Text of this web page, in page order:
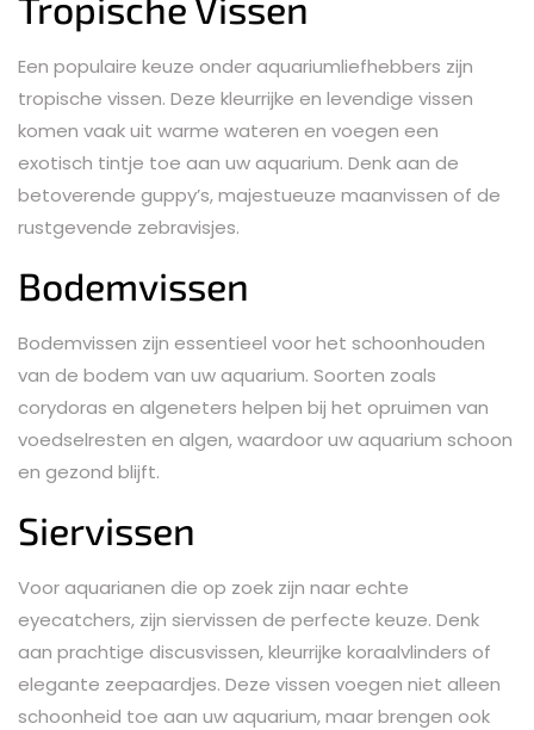
Een populaire keuze onder aquariumliefhebbers zijn
tropische vissen. Deze kleurrijke en levendige vissen
komen vaak uit warme wateren en voegen een
exotisch tintje toe aan uw aquarium. Denk aan de
betoverende guppy’s, majestueuze maanvissen of de
rustgevende zebravisjes.
Bodemvissen
Bodemvissen zijn essentieel voor het schoonhouden
van de bodem van uw aquarium. Soorten zoals
corydoras en algeneters helpen bij het opruimen van
voedselresten en algen, waardoor uw aquarium schoon
en gezond blijft.
Siervissen
Voor aquarianen die op zoek zijn naar echte
eyecatchers, zijn siervissen de perfecte keuze. Denk
aan prachtige discusvissen, kleurrijke koraalvlinders of
elegante zeepaardjes. Deze vissen voegen niet alleen
schoonheid toe aan uw aquarium, maar brengen ook